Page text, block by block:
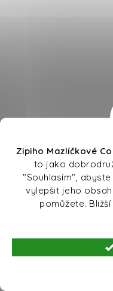
Zipiho Mazlíčkové
to jako
"Souhlasím",
vylepšit jeho
pomůžete.